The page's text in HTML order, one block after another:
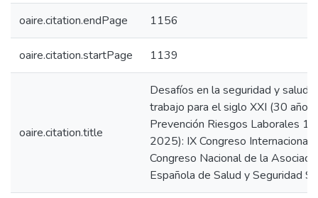
oaire.citation.endPage 1156
oaire.citation.startPage 1139
oaire.citation.title
Desafíos en la seguridad y salud
trabajo para el siglo XXI (30 años
Prevención Riesgos Laborales
2025): IX Congreso Internacional
Congreso Nacional de la
Española de Salud y Seguridad